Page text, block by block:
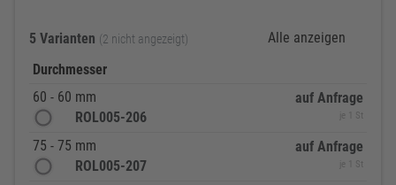
5 Varianten (2 nicht angezeigt)
Alle anzeigen
Durchmesser
60 - 60 mm
ROL005-206
auf Anfrage
je 1 St
75 - 75 mm
ROL005-207
auf Anfrage
je 1 St